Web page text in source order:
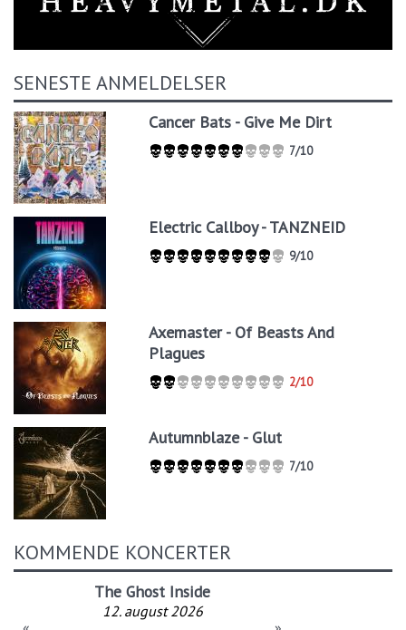
SENESTE ANMELDELSER
Cancer Bats - Give Me Dirt
7/10
Electric Callboy - TANZNEID
9/10
Axemaster - Of Beasts And
Plagues
2/10
Autumnblaze - Glut
7/10
KOMMENDE KONCERTER
The Ghost Inside
12. august 2026